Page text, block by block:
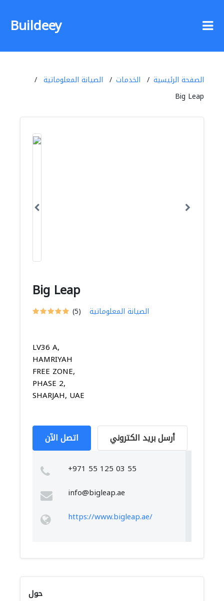
Buildeey
الصفحة الرئيسية الخدمات
الصيانة المعلوماتية
Big Leap
Big Leap
(5) الصيانة المعلوماتية
LV36 A,
HAMRIYAH
FREE ZONE,
PHASE 2,
SHARJAH, UAE
اتصل الآن أرسل بريد الكتروني
+971 55 125 03 55
info@bigleap.ae
https://www.bigleap.ae/
حول